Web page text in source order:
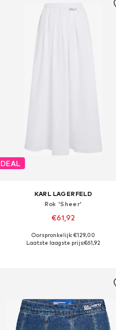
DEAL
KARL LAGERFELD
Rok 'Sheer'
€61,92
Beschikbare maten: 36, 38, 40
Oorspronkelijk: €129,00
Laatste laagste prijs:€61,92